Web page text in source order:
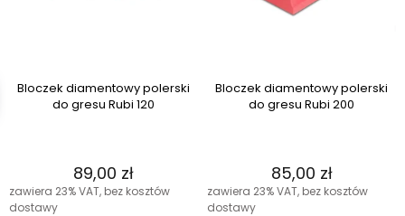
Bloczek diamentowy polerski
do gresu Rubi 120
89,00 zł
zawiera 23% VAT, bez kosztów
dostawy
Bloczek diamentowy polerski
do gresu Rubi 200
85,00 zł
zawiera 23% VAT, bez kosztów
dostawy